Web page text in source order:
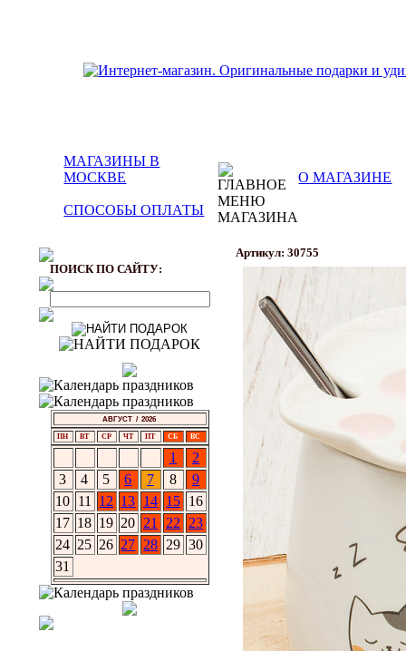
МАГАЗИНЫ В
МОСКВЕ
О МАГАЗИНЕ
СПОСОБЫ ОПЛАТЫ
ПОИСК ПО САЙТУ:
АВГУСТ / 2026
ПН ВТ СР ЧТ ПТ СБ ВС
1
2
3
4 5 6 7 8
9
10 11 12 13 14 15 16
17 18 19 20 21 22
23
24 25 26 27 28 29 30
31
Артикул: 30755